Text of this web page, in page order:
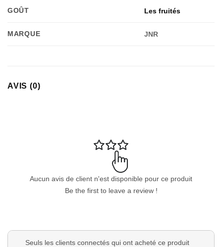
GOÛT Les fruités
MARQUE JNR
AVIS (0)
Aucun avis de client n'est disponible pour ce produit
Be the first to leave a review !
Seuls les clients connectés qui ont acheté ce produit